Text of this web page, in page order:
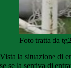
Foto tratta da
Vista la situazione di
se se la sentiva di